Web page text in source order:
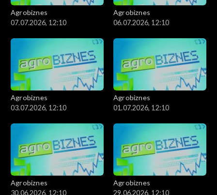
Agrobiznes
07.07.2026, 12:10
Agrobiznes
06.07.2026, 12:10
Agrobiznes
03.07.2026, 12:10
Agrobiznes
01.07.2026, 12:10
Agrobiznes
30.06.2026, 12:10
Agrobiznes
29.06.2026, 12:10